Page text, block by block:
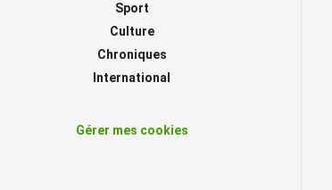
Sport
Culture
Chroniques
International
Gérer mes cookies